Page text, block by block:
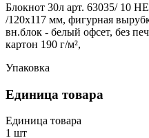
Блокнот 30л арт. 63035/
/120х117 мм, фигурная
вн.блок - белый офсет, без
картон 190 г/м²,
Упаковка
Единица товара
Единица товара
1 шт